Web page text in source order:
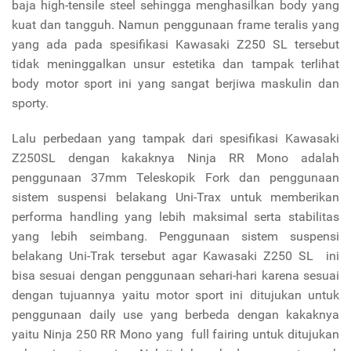
baja high-tensile steel sehingga menghasilkan body yang
kuat dan tangguh. Namun penggunaan frame teralis yang
yang ada pada spesifikasi Kawasaki Z250 SL tersebut
tidak meninggalkan unsur estetika dan tampak terlihat
body motor sport ini yang sangat berjiwa maskulin dan
sporty.
Lalu perbedaan yang tampak dari spesifikasi Kawasaki
Z250SL dengan kakaknya Ninja RR Mono adalah
penggunaan 37mm Teleskopik Fork dan penggunaan
sistem suspensi belakang Uni-Trax untuk memberikan
performa handling yang lebih maksimal serta stabilitas
yang lebih seimbang. Penggunaan sistem suspensi
belakang Uni-Trak tersebut agar Kawasaki Z250 SL ini
bisa sesuai dengan penggunaan sehari-hari karena sesuai
dengan tujuannya yaitu motor sport ini ditujukan untuk
penggunaan daily use yang berbeda dengan kakaknya
yaitu Ninja 250 RR Mono yang full fairing untuk ditujukan